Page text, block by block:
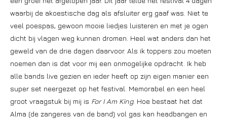
waarbij de akoestische dag als afsluiter erg gaaf was. Niet te
veel poespas, gewoon mooie liedjes luisteren en met je ogen
dicht bij vlagen weg kunnen dromen. Heel wat anders dan het
geweld van de drie dagen daarvoor. Als ik toppers zou moeten
noemen dan is dat voor mij een onmogelijke opdracht. Ik heb
alle bands live gezien en ieder heeft op zijn eigen manier een
super set neergezet op het festival. Memorabel en een heel
groot vraagstuk bij mij is For I Am King. Hoe bestaat het dat
Alma (de zangeres van de band) vol gas kan headbangen en